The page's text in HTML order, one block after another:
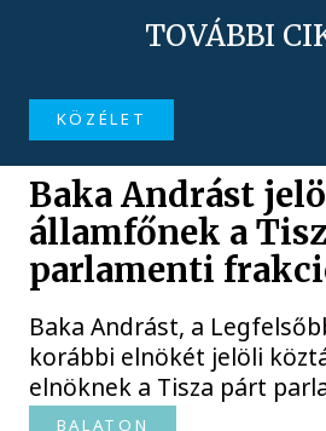
TOVÁBBI
KÖZÉLET
Baka Andrást
államfőnek a
parlamenti
Baka Andrást, a
korábbi elnökét jelöli
elnöknek a Tisza párt
BALATON